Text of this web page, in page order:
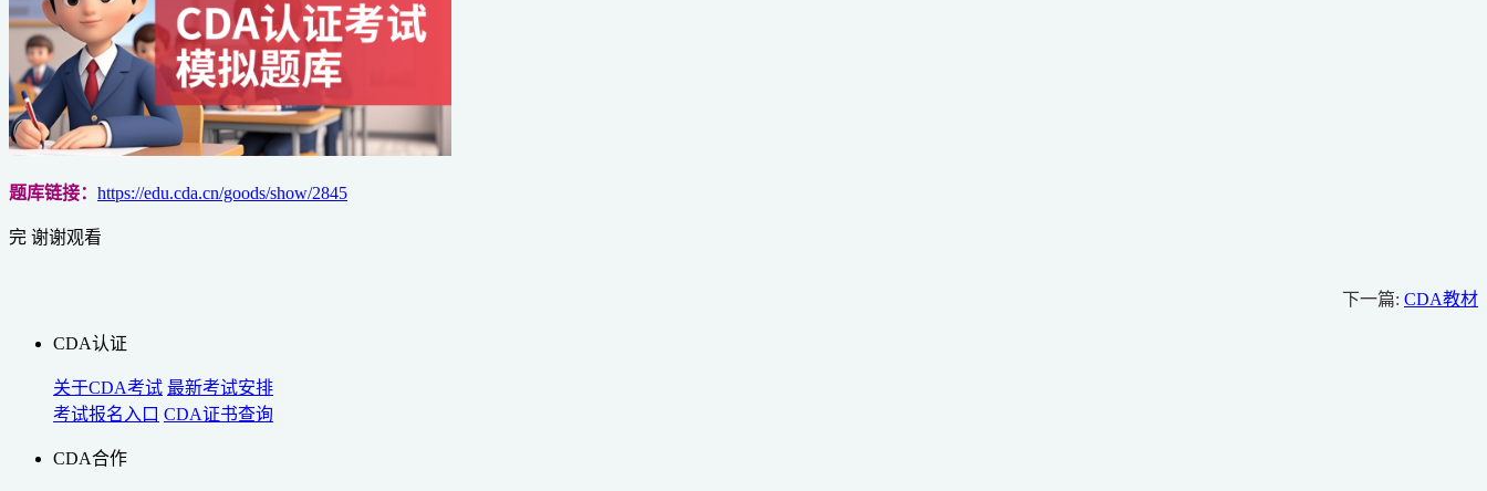
题库链接： https://edu.cda.cn/goods/show/2845
完 谢谢观看
下一篇: CDA教材
CDA认证
关于CDA考试 最新考试安排
考试报名入口 CDA证书查询
CDA合作